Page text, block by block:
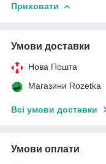
Приховати
Умови доставки
Нова Пошта
Магазини Rozetka
Всі умови доставки
Умови оплати